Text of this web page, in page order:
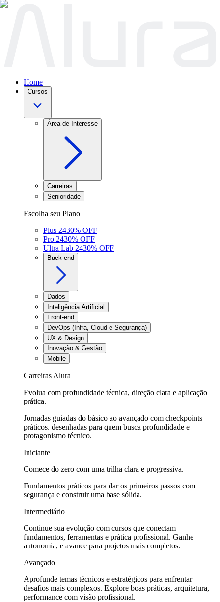
Home
Cursos
Área de Interesse
Carreiras
Senioridade
Escolha seu Plano
Plus 2430% OFF
Pro 2430% OFF
Ultra Lab 2430% OFF
Back-end
Dados
Inteligência Artificial
Front-end
DevOps (Infra, Cloud e Segurança)
UX & Design
Inovação & Gestão
Mobile
Carreiras Alura
Evolua com profundidade técnica, direção clara e aplicação
prática.
Jornadas guiadas do básico ao avançado com checkpoints
práticos, desenhadas para quem busca profundidade e
protagonismo técnico.
Iniciante
Comece do zero com uma trilha clara e progressiva.
Fundamentos práticos para dar os primeiros passos com
segurança e construir uma base sólida.
Intermediário
Continue sua evolução com cursos que conectam
fundamentos, ferramentas e prática profissional. Ganhe
autonomia, e avance para projetos mais completos.
Avançado
Aprofunde temas técnicos e estratégicos para enfrentar
desafios mais complexos. Explore boas práticas, arquitetura,
performance com visão profissional.